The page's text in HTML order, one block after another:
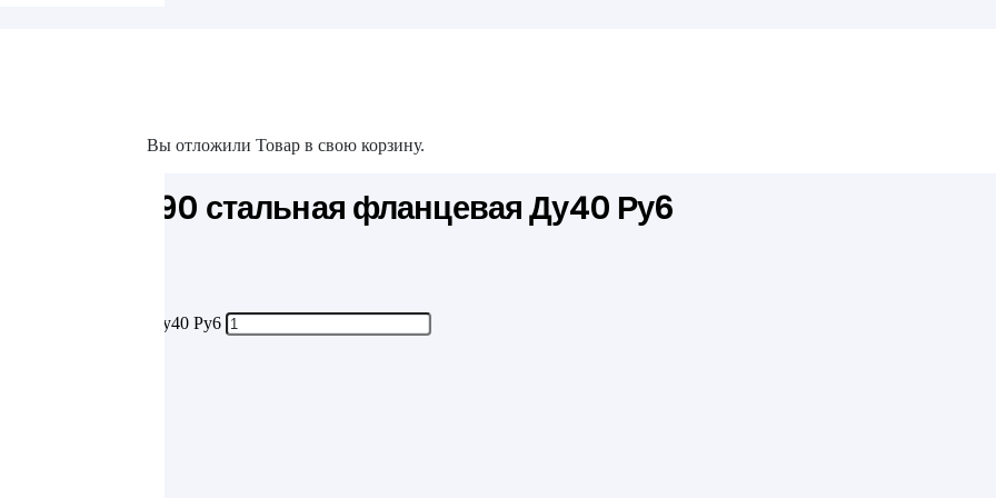
Вы отложили Товар в свою корзину.
90 стальная фланцевая Ду40 Ру6
фланцевая Ду40 Ру6